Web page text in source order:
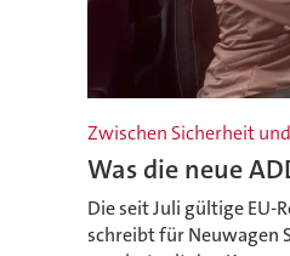
Zwischen Sicherheit
Was die neue
Die seit Juli gültige EU-
schreibt für Neuwagen